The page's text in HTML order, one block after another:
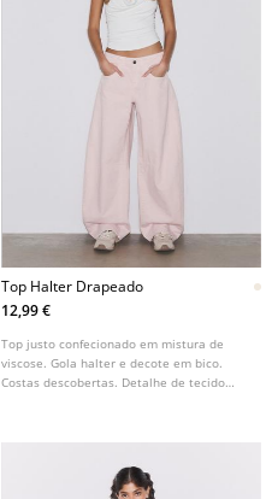
Top Halter Drapeado
12,99 €
Top justo confecionado em mistura de
viscose. Gola halter e decote em bico.
Costas descobertas. Detalhe de tecido